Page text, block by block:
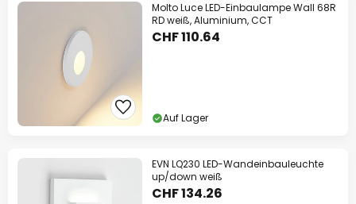
Molto Luce LED-Einbaulampe Wall 68R
RD weiß, Aluminium, CCT
CHF 110.64
Auf Lager
EVN LQ230 LED-Wandeinbauleuchte
up/down weiß
CHF 134.26